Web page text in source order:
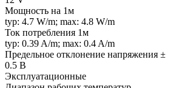
Мощность на 1м
typ: 4.7 W/m; max: 4.8 W/m
Ток потребления 1м
typ: 0.39 A/m; max: 0.4 A/m
Предельное отклонение напряжения ±
0.5 В
Эксплуатационные